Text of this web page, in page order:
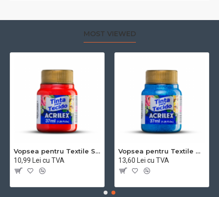
MOST VIEWED
Vopsea pentru Textile Sidefata - 37 ml 4340 Acrilex
10,99 Lei cu TVA
Vopsea pentru Textile Glitter - 37 ml 5040 Acrilex
13,60 Lei cu TVA